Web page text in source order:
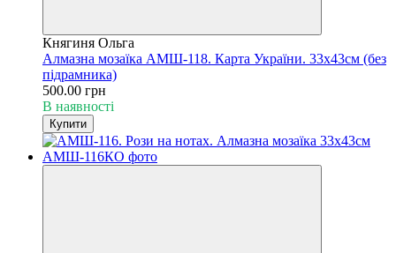
Княгиня Ольга
Алмазна мозаїка АМШ-118. Карта України. 33х43см (без
підрамника)
500.00 грн
В наявності
Купити